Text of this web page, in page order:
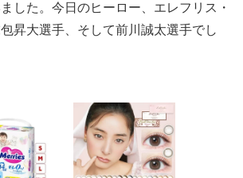
した。今日のヒーロー、エレフリス・
昇大選手、そして前川誠太選手でし